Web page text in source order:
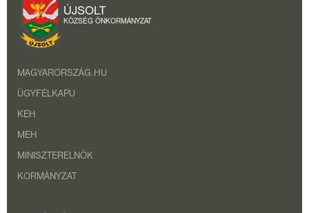
ÚJSOLT
KÖZSÉG ÖNKORMÁNYZAT
MAGYARORSZÁG.HU
ÜGYFÉLKAPU
KEH
MEH
MINISZTERELNÖK
KORMÁNYZAT